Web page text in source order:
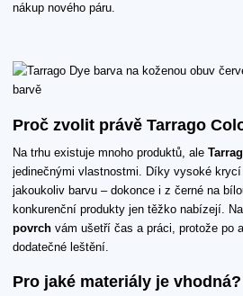
nákup nového páru.
Proč zvolit právě Tarrago
Na trhu existuje mnoho produktů, ale
jedinečnými vlastnostmi. Díky vysoké
jakoukoliv barvu – dokonce i z černé na
konkurenční produkty jen těžko nabízejí.
povrch vám ušetří čas a práci, protože po
dodatečné leštění.
Pro jaké materiály je vhodná?